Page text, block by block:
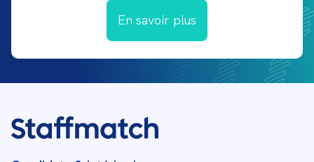
En savoir plus